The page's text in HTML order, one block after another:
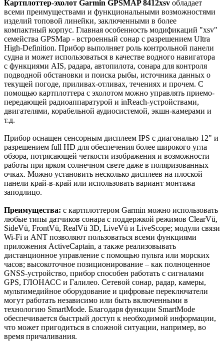
Картплоттер-эхолот Garmin GPSMAP 8412xsv обладает
всеми преимуществами и функциональными возможностями
изделий топовой линейки, заключенными в более
компактный корпус. Главная особенность модификаций "xsv"
семейства GPSMap - встроенный сонар с разрешением Ultra
High-Definition. Прибор выполняет роль контрольной панели
судна и может использоваться в качестве водного навигатора
с функциями AIS, радара, автопилота, сонара для контроля
подводной обстановки и поиска рыбы, источника данных о
текущей погоде, приливах-отливах, течениях и прочем. С
помощью картплоттера с эхолотом можно управлять приемо-
передающей радиоаппаратурой и inReach-устройствами,
двигателями, корабельной аудиосистемой, экшн-камерами и
т.д.
Прибор оснащен сенсорным дисплеем IPS с диагональю 12" и
разрешением full HD для обеспечения более широкого угла
обзора, потрясающей четкости изображения и возможности
работы при ярком солнечном свете даже в поляризованных
очках. Можно установить несколько дисплеев на плоской
панели край-в-край или использовать вариант монтажа
заподлицо.
Преимущества: с картплоттером Garmin можно использовать
любые типы датчиков сонара с поддержкой режимов ClearVü,
SideVü, FrontVü, RealVü 3D, LiveVü и LiveScope; модули связи
Wi‑Fi и ANT позволяют пользоваться всеми функциями
приложения ActiveCaptain, а также реализовывать
дистанционное управление с помощью пульта или морских
часов; высокоточное позиционирование – как полноценное
GNSS-устройство, прибор способен работать с сигналами
GPS, ГЛОНАСС и Галилео. Сетевой сонар, радар, камеры,
мультимедийное оборудование и цифровые переключатели
могут работать независимо или быть включенными в
технологию SmartMode. Благодаря функции SmartMode
обеспечивается быстрый доступ к необходимой информации,
что может пригодиться в сложной ситуации, например, во
время причаливания.